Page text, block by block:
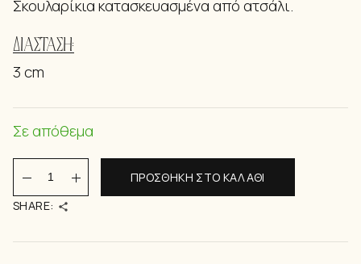
Σκουλαρίκια κατασκευασμένα από ατσάλι.
ΔΙΑΣΤΆΣΗ:
3 cm
Σε απόθεμα
Alina grey quantity
ΠΡΟΣΘΉΚΗ ΣΤΟ ΚΑΛΆΘΙ
SHARE: